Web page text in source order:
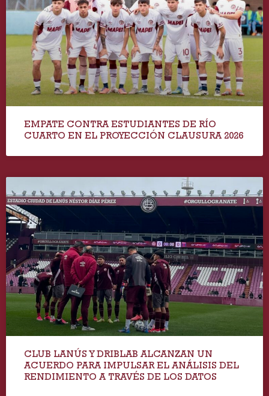
EMPATE CONTRA ESTUDIANTES DE RÍO
CUARTO EN EL PROYECCIÓN CLAUSURA 2026
CLUB LANÚS Y DRIBLAB ALCANZAN UN
ACUERDO PARA IMPULSAR EL ANÁLISIS DEL
RENDIMIENTO A TRAVÉS DE LOS DATOS